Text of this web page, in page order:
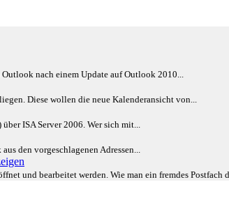
nach einem Update auf Outlook 2010...
Diese wollen die neue Kalenderansicht von...
ISA Server 2006. Wer sich mit...
den vorgeschlagenen Adressen...
und bearbeitet werden. Wie man ein fremdes Postfach